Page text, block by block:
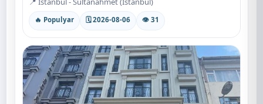
🔥 Populyar 🗓 2026-08-06 👁 31